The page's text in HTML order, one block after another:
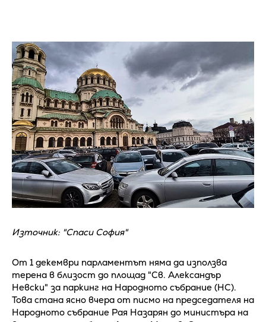
Източник: "Спаси София"
От 1 декември парламентът няма да използва
терена в близост до площад "Св. Александър
Невски" за паркинг на Народното събрание (НС).
Това стана ясно вчера от писмо на председателя на
Народното събрание Рая Назарян до министъра на